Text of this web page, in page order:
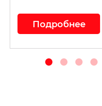
Подробнее